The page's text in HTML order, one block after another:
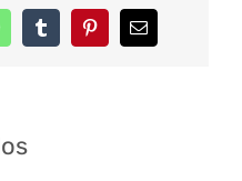
TumblrPinterestCorreo